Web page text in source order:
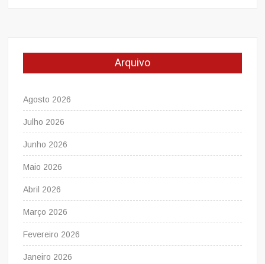
Arquivo
Agosto 2026
Julho 2026
Junho 2026
Maio 2026
Abril 2026
Março 2026
Fevereiro 2026
Janeiro 2026